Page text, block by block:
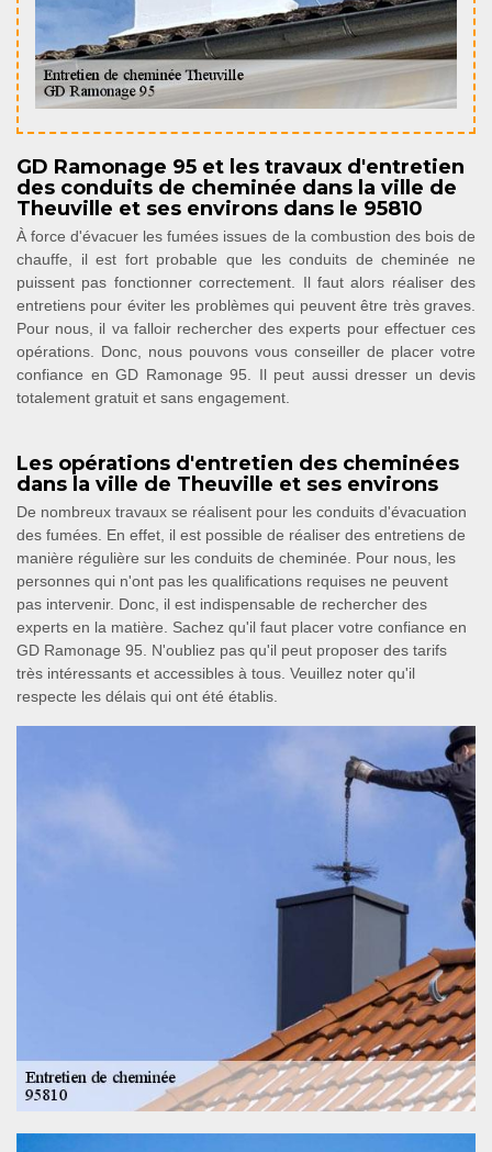
GD Ramonage 95 et les travaux d'entretien
des conduits de cheminée dans la ville de
Theuville et ses environs dans le 95810
À force d'évacuer les fumées issues de la combustion des bois de
chauffe, il est fort probable que les conduits de cheminée ne
puissent pas fonctionner correctement. Il faut alors réaliser des
entretiens pour éviter les problèmes qui peuvent être très graves.
Pour nous, il va falloir rechercher des experts pour effectuer ces
opérations. Donc, nous pouvons vous conseiller de placer votre
confiance en GD Ramonage 95. Il peut aussi dresser un devis
totalement gratuit et sans engagement.
Les opérations d'entretien des cheminées
dans la ville de Theuville et ses environs
De nombreux travaux se réalisent pour les conduits d'évacuation
des fumées. En effet, il est possible de réaliser des entretiens de
manière régulière sur les conduits de cheminée. Pour nous, les
personnes qui n'ont pas les qualifications requises ne peuvent
pas intervenir. Donc, il est indispensable de rechercher des
experts en la matière. Sachez qu'il faut placer votre confiance en
GD Ramonage 95. N'oubliez pas qu'il peut proposer des tarifs
très intéressants et accessibles à tous. Veuillez noter qu'il
respecte les délais qui ont été établis.